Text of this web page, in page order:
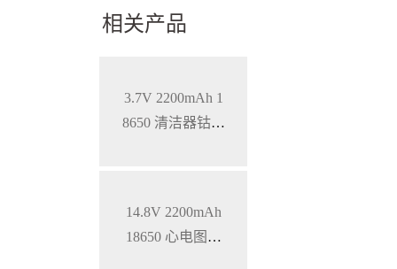
相关产品
3.7V 2200mAh 1
8650 清洁器钴酸
14.8V 2200mAh
18650 心电图机